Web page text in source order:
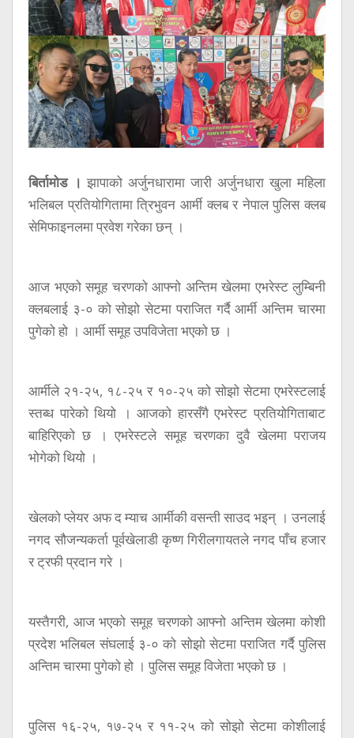
बिर्तामोड । झापाको अर्जुनधारामा जारी अर्जुनधारा खुला महिला
भलिबल प्रतियोगितामा त्रिभुवन आर्मी क्लब र नेपाल पुलिस क्लब
सेमिफाइनलमा प्रवेश गरेका छन् ।
आज भएको समूह चरणको आफ्नो अन्तिम खेलमा एभरेस्ट लुम्बिनी
क्लबलाई ३-० को सोझो सेटमा पराजित गर्दै आर्मी अन्तिम चारमा
पुगेको हो । आर्मी समूह उपविजेता भएको छ ।
आर्मीले २१-२५, १८-२५ र १०-२५ को सोझो सेटमा एभरेस्टलाई
स्तब्ध पारेको थियो । आजको हारसँगै एभरेस्ट प्रतियोगिताबाट
बाहिरिएको छ । एभरेस्टले समूह चरणका दुवै खेलमा पराजय
भोगेको थियो ।
खेलको प्लेयर अफ द म्याच आर्मीकी वसन्ती साउद भइन् । उनलाई
नगद सौजन्यकर्ता पूर्वखेलाडी कृष्ण गिरीलगायतले नगद पाँच हजार
र ट्रफी प्रदान गरे ।
यस्तैगरी, आज भएको समूह चरणको आफ्नो अन्तिम खेलमा कोशी
प्रदेश भलिबल संघलाई ३-० को सोझो सेटमा पराजित गर्दै पुलिस
अन्तिम चारमा पुगेको हो । पुलिस समूह विजेता भएको छ ।
पुलिस १६-२५, १७-२५ र ११-२५ को सोझो सेटमा कोशीलाई
अन्तर्राष्ट्रिय
स्वास्थ्य
विज्ञापन
Tech